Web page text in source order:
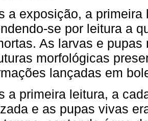
a exposição, a
se por leitura a
As larvas e
morfológicas
lançadas em
a primeira leitura, a
e as pupas vivas